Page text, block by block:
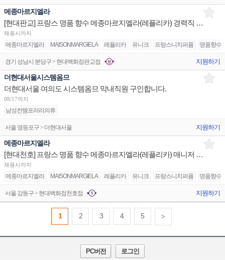
메종마르지엘라
[현대판교] 프랑스 명품 향수 메종마르지엘라(레플리카) 경력직 채용(부매니저/시니어)
채용시까지
메종마르지엘라 MAISONMARGIELA 레플리카 유니크 프랑스니치퍼퓸 명품향수
경기 성남시 분당구 > 현대백화점판교점 지원하기
더현대서울시스템옴므
더현대서울 여의도 시스템옴므 막내직원 구인합니다.
08/17까지
남성컨템포러리의류
서울 영등포구 > 더현대서울 지원하기
메종마르지엘라
[현대천호] 프랑스 명품 향수 메종마르지엘라(레플리카) 매니저 채용(직영/중간관리)
채용시까지
메종마르지엘라 MAISONMARGIELA 레플리카 유니크 프랑스니치퍼퓸 명품향수
서울 강동구 > 현대백화점천호점 지원하기
1 2 3 4 5 >
PC버전 로그인